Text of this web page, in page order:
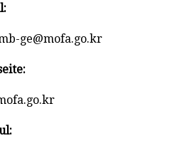
ge@mofa.go.kr